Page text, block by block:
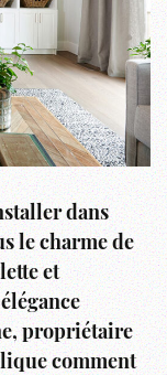
dans
le charme de
et
propriétaire
comment